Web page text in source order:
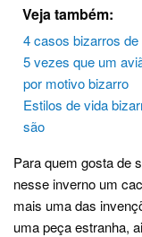
Veja também:
4 casos bizarros
5 vezes que um
por motivo bizarro
Estilos de vida
são
Para quem gosta de
nesse inverno um
mais uma das
uma peça estranha,